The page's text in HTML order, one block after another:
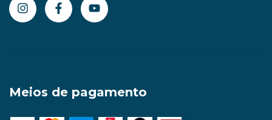
Meios de pagamento